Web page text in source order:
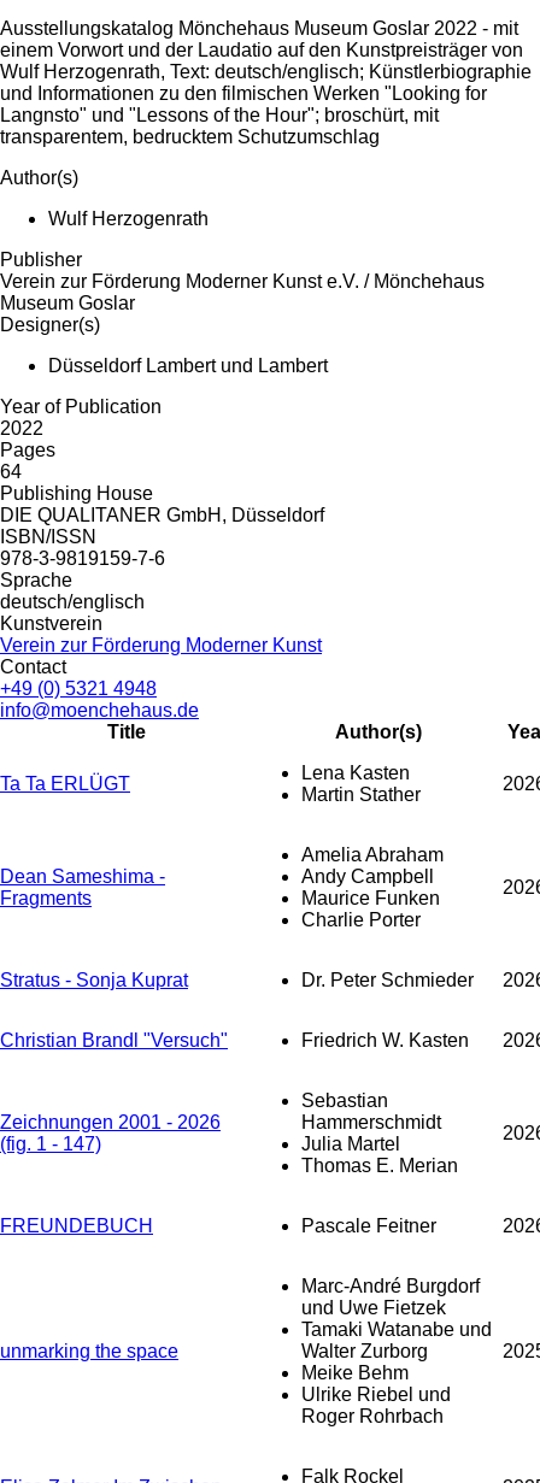
Ausstellungskatalog Mönchehaus Museum Goslar 2022 - mit
einem Vorwort und der Laudatio auf den Kunstpreisträger von
Wulf Herzogenrath, Text: deutsch/englisch; Künstlerbiographie
und Informationen zu den filmischen Werken "Looking for
Langnsto" und "Lessons of the Hour"; broschürt, mit
transparentem, bedrucktem Schutzumschlag
Author(s)
Wulf Herzogenrath
Publisher
Verein zur Förderung Moderner Kunst e.V. / Mönchehaus
Museum Goslar
Designer(s)
Düsseldorf Lambert und Lambert
Year of Publication
2022
Pages
64
Publishing House
DIE QUALITANER GmbH, Düsseldorf
ISBN/ISSN
978-3-9819159-7-6
Sprache
deutsch/englisch
Kunstverein
Verein zur Förderung Moderner Kunst
Contact
+49 (0) 5321 4948
info@moenchehaus.de
Title
Author(s)
Ta Ta ERLÜGT
Lena Kasten
Martin Stather
Dean Sameshima -
Fragments
Amelia Abraham
Andy Campbell
Maurice Funken
Charlie Porter
Stratus - Sonja Kuprat Dr. Peter Schmieder
Christian Brandl "Versuch" Friedrich W. Kasten
Zeichnungen 2001 - 2026
(fig. 1 - 147)
Sebastian
Hammerschmidt
Julia Martel
Thomas E. Merian
FREUNDEBUCH Pascale Feitner
unmarking the space
Marc-André Burgdorf
und Uwe Fietzek
Tamaki Watanabe und
Walter Zurborg
Meike Behm
Ulrike Riebel und
Roger Rohrbach
Falk Rockel